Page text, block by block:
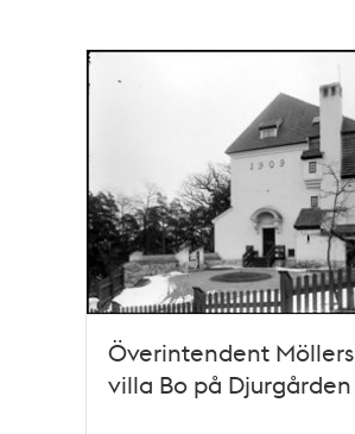
Överintendent Möllers
villa Bo på Djurgården